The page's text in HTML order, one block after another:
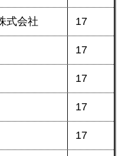
式会社 17
17
17
17
17